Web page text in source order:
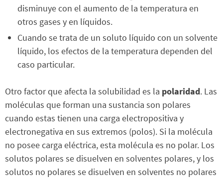
disminuye con el aumento de la temperatura en
otros gases y en líquidos.
Cuando se trata de un soluto líquido con un solvente
líquido, los efectos de la temperatura dependen del
caso particular.
Otro factor que afecta la solubilidad es la polaridad. Las
moléculas que forman una sustancia son polares
cuando estas tienen una carga electropositiva y
electronegativa en sus extremos (polos). Si la molécula
no posee carga eléctrica, esta molécula es no polar. Los
solutos polares se disuelven en solventes polares, y los
solutos no polares se disuelven en solventes no polares